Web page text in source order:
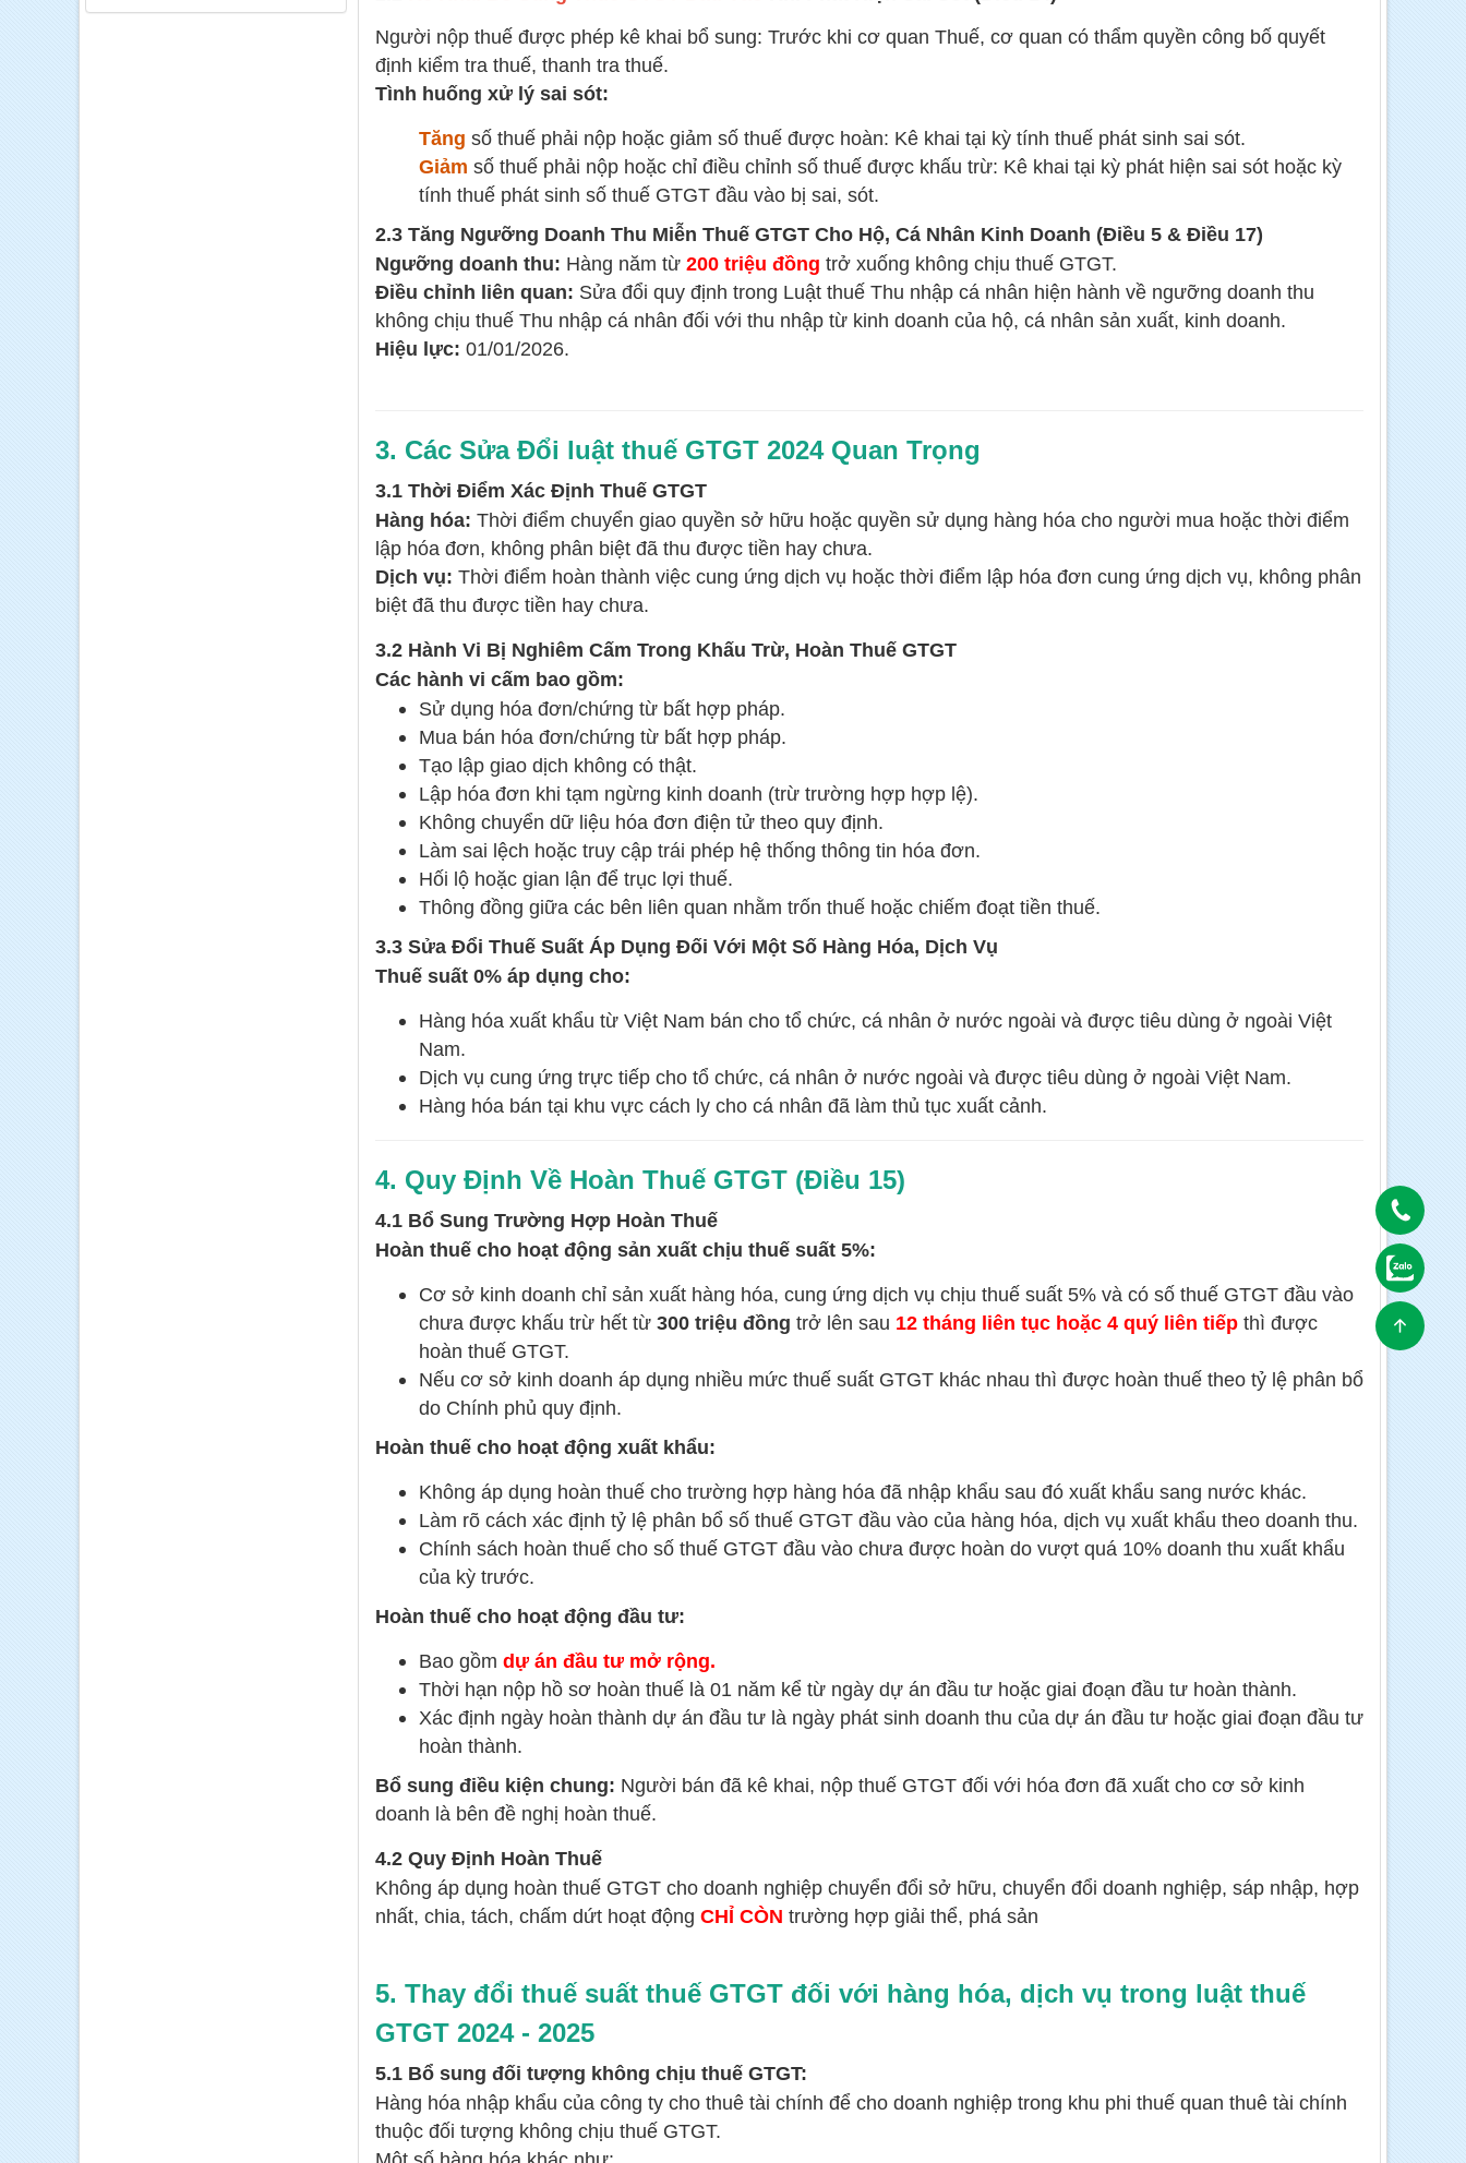
Người nộp thuế được phép kê khai bổ sung: Trước khi cơ quan Thuế, cơ quan có thẩm quyền công bố quyết
định kiểm tra thuế, thanh tra thuế.
Tình huống xử lý sai sót:
Tăng số thuế phải nộp hoặc giảm số thuế được hoàn: Kê khai tại kỳ tính thuế phát sinh sai sót.
Giảm số thuế phải nộp hoặc chỉ điều chỉnh số thuế được khấu trừ: Kê khai tại kỳ phát hiện sai sót hoặc kỳ
tính thuế phát sinh số thuế GTGT đầu vào bị sai, sót.
2.3 Tăng Ngưỡng Doanh Thu Miễn Thuế GTGT Cho Hộ, Cá Nhân Kinh Doanh (Điều 5 & Điều 17)
Ngưỡng doanh thu: Hàng năm từ 200 triệu đồng trở xuống không chịu thuế GTGT.
Điều chỉnh liên quan: Sửa đổi quy định trong Luật thuế Thu nhập cá nhân hiện hành về ngưỡng doanh thu
không chịu thuế Thu nhập cá nhân đối với thu nhập từ kinh doanh của hộ, cá nhân sản xuất, kinh doanh.
Hiệu lực: 01/01/2026.
3. Các Sửa Đổi luật thuế GTGT 2024 Quan Trọng
3.1 Thời Điểm Xác Định Thuế GTGT
Hàng hóa: Thời điểm chuyển giao quyền sở hữu hoặc quyền sử dụng hàng hóa cho người mua hoặc thời điểm
lập hóa đơn, không phân biệt đã thu được tiền hay chưa.
Dịch vụ: Thời điểm hoàn thành việc cung ứng dịch vụ hoặc thời điểm lập hóa đơn cung ứng dịch vụ, không phân
biệt đã thu được tiền hay chưa.
3.2 Hành Vi Bị Nghiêm Cấm Trong Khấu Trừ, Hoàn Thuế GTGT
Các hành vi cấm bao gồm:
Sử dụng hóa đơn/chứng từ bất hợp pháp.
Mua bán hóa đơn/chứng từ bất hợp pháp.
Tạo lập giao dịch không có thật.
Lập hóa đơn khi tạm ngừng kinh doanh (trừ trường hợp hợp lệ).
Không chuyển dữ liệu hóa đơn điện tử theo quy định.
Làm sai lệch hoặc truy cập trái phép hệ thống thông tin hóa đơn.
Hối lộ hoặc gian lận để trục lợi thuế.
Thông đồng giữa các bên liên quan nhằm trốn thuế hoặc chiếm đoạt tiền thuế.
3.3 Sửa Đổi Thuế Suất Áp Dụng Đối Với Một Số Hàng Hóa, Dịch Vụ
Thuế suất 0% áp dụng cho:
Hàng hóa xuất khẩu từ Việt Nam bán cho tổ chức, cá nhân ở nước ngoài và được tiêu dùng ở ngoài Việt
Nam.
Dịch vụ cung ứng trực tiếp cho tổ chức, cá nhân ở nước ngoài và được tiêu dùng ở ngoài Việt Nam.
Hàng hóa bán tại khu vực cách ly cho cá nhân đã làm thủ tục xuất cảnh.
4. Quy Định Về Hoàn Thuế GTGT (Điều 15)
4.1 Bổ Sung Trường Hợp Hoàn Thuế
Hoàn thuế cho hoạt động sản xuất chịu thuế suất 5%:
Cơ sở kinh doanh chỉ sản xuất hàng hóa, cung ứng dịch vụ chịu thuế suất 5% và có số thuế GTGT đầu vào
chưa được khấu trừ hết từ 300 triệu đồng trở lên sau 12 tháng liên tục hoặc 4 quý liên tiếpthì được
hoàn thuế GTGT.
Nếu cơ sở kinh doanh áp dụng nhiều mức thuế suất GTGT khác nhau thì được hoàn thuế theo tỷ lệ phân bổ
do Chính phủ quy định.
Hoàn thuế cho hoạt động xuất khẩu:
Không áp dụng hoàn thuế cho trường hợp hàng hóa đã nhập khẩu sau đó xuất khẩu sang nước khác.
Làm rõ cách xác định tỷ lệ phân bổ số thuế GTGT đầu vào của hàng hóa, dịch vụ xuất khẩu theo doanh thu.
Chính sách hoàn thuế cho số thuế GTGT đầu vào chưa được hoàn do vượt quá 10% doanh thu xuất khẩu
của kỳ trước.
Hoàn thuế cho hoạt động đầu tư:
Bao gồm dự án đầu tư mở rộng.
Thời hạn nộp hồ sơ hoàn thuế là 01 năm kể từ ngày dự án đầu tư hoặc giai đoạn đầu tư hoàn thành.
Xác định ngày hoàn thành dự án đầu tư là ngày phát sinh doanh thu của dự án đầu tư hoặc giai đoạn đầu tư
hoàn thành.
Bổ sung điều kiện chung: Người bán đã kê khai, nộp thuế GTGT đối với hóa đơn đã xuất cho cơ sở kinh
doanh là bên đề nghị hoàn thuế.
4.2 Quy Định Hoàn Thuế
Không áp dụng hoàn thuế GTGT cho doanh nghiệp chuyển đổi sở hữu, chuyển đổi doanh nghiệp, sáp nhập, hợp
nhất, chia, tách, chấm dứt hoạt động CHỈ CÒN trường hợp giải thể, phá sản
5. Thay đổi thuế suất thuế GTGT đối với hàng hóa, dịch vụ trong luật thuế
GTGT 2024 - 2025
5.1 Bổ sung đối tượng không chịu thuế GTGT:
Hàng hóa nhập khẩu của công ty cho thuê tài chính để cho doanh nghiệp trong khu phi thuế quan thuê tài chính
thuộc đối tượng không chịu thuế GTGT.